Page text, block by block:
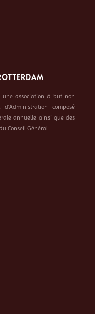
une association à but non
composé
annuelle ainsi que des
Conseil Général.